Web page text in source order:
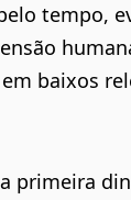
tempo,
baixos
primeira